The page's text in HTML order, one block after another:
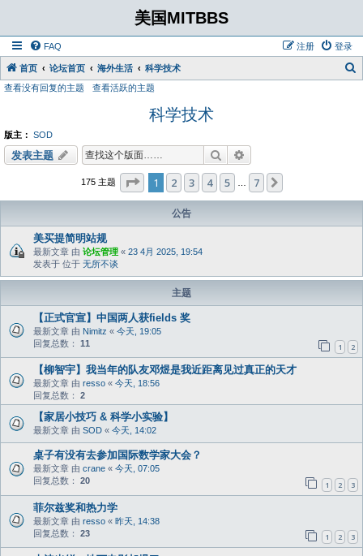
美国MITBBS
FAQ 登录
注册
首页 论坛首页 海外生活 科学技术
查看没有回复的主题 查看活跃的主题
科学技术
版主： SOD
发表主题 搜索
175 主题 分页：1 7
1 2 3 4 5 7
公告
美买提简明站规
最新文章 由 论坛管理 « 23 4月 2025, 19:54
发表于 位于 无所不谈
主题
【正式官宣】中国两人获fields 奖
最新文章 由 Nimitz « 今天, 19:05
回复总数： 11 1 2
【柳智宇】我当年的队友邓煜是我近距离见过真正的天才
最新文章 由 resso « 今天, 18:56
回复总数： 2
【家居小技巧 & 科学小实验】
最新文章 由 SOD « 今天, 14:02
桌子有没有去参加国际数学家大会？
最新文章 由 crane « 今天, 07:05
回复总数： 20 1 2 3
菲尔兹奖和热力学
最新文章 由 resso « 昨天, 14:38
回复总数： 23 1 2 3